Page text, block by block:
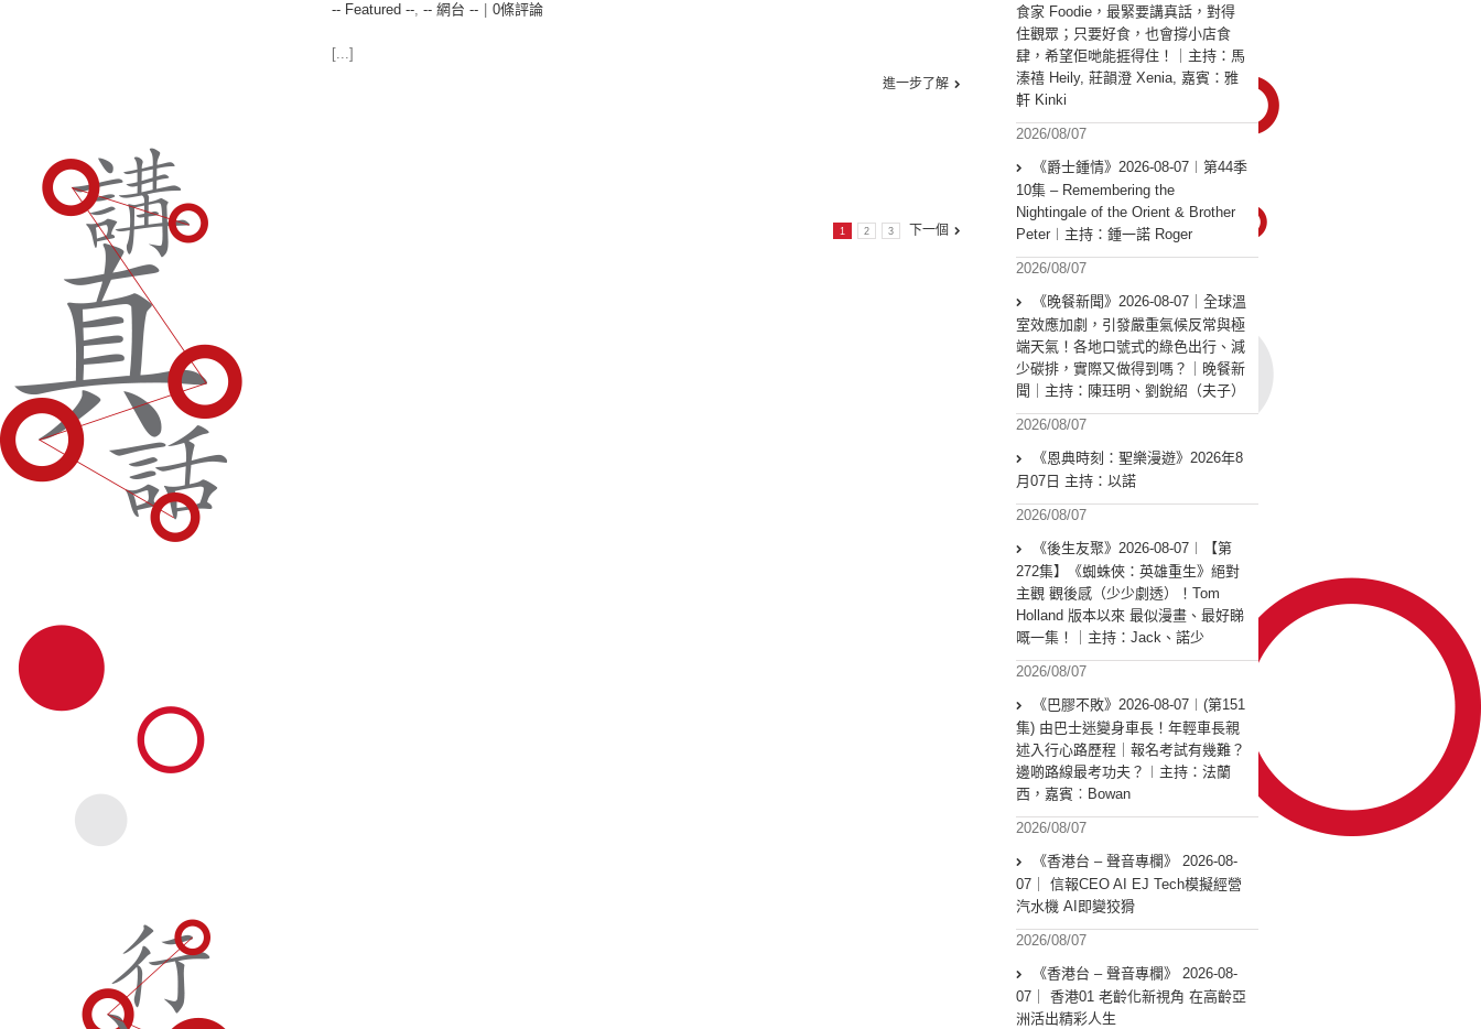
-- Featured --, -- 網台 -- 0條評論
[...]
進一步了解
1 2 3 下一個
食家 Foodie，最緊要講真話，對得
住觀眾；只要好食，也會撐小店食
肆，希望佢哋能捱得住！｜主持：馬
溱禧 Heily, 莊韻澄 Xenia, 嘉賓：雅
軒 Kinki
2026/08/07
《爵士鍾情》2026-08-07︱第44季
10集 – Remembering the
Nightingale of the Orient & Brother
Peter︱主持：鍾一諾 Roger
2026/08/07
《晚餐新聞》2026-08-07｜全球溫
室效應加劇，引發嚴重氣候反常與極
端天氣！各地口號式的綠色出行、減
少碳排，實際又做得到嗎？｜晚餐新
聞｜主持：陳珏明、劉銳紹（夫子）
2026/08/07
《恩典時刻：聖樂漫遊》2026年8
月07日 主持：以諾
2026/08/07
《後生友聚》2026-08-07︱【第
272集】《蜘蛛俠：英雄重生》絕對
主觀 觀後感（少少劇透）！Tom
Holland 版本以來 最似漫畫、最好睇
嘅一集！｜主持：Jack、諾少
2026/08/07
《巴膠不敗》2026-08-07︱(第151
集) 由巴士迷變身車長！年輕車長親
述入行心路歷程｜報名考試有幾難？
邊啲路線最考功夫？︱主持：法蘭
西，嘉賓︰Bowan
2026/08/07
《香港台 – 聲音專欄》 2026-08-
07｜ 信報CEO AI EJ Tech模擬經營
汽水機 AI即變狡猾
2026/08/07
《香港台 – 聲音專欄》 2026-08-
07｜ 香港01 老齡化新視角 在高齡亞
洲活出精彩人生